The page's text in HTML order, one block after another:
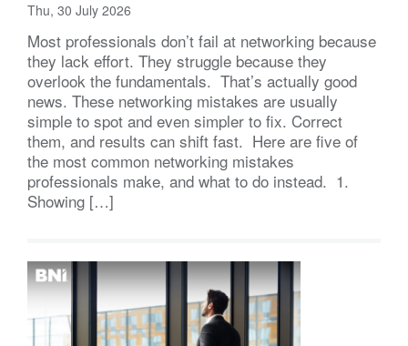
Thu, 30 July 2026
Most professionals don’t fail at networking because
they lack effort. They struggle because they
overlook the fundamentals. That’s actually good
news. These networking mistakes are usually
simple to spot and even simpler to fix. Correct
them, and results can shift fast. Here are five of
the most common networking mistakes
professionals make, and what to do instead. 1.
Showing […]